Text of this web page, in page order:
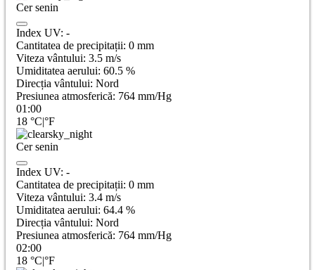
Cer senin
Index UV: -
Cantitatea de precipitații: 0 mm
Viteza vântului: 3.5 m/s
Umiditatea aerului: 60.5 %
Direcția vântului: Nord
Presiunea atmosferică: 764 mm/Hg
01:00
18 °C|°F
Cer senin
Index UV: -
Cantitatea de precipitații: 0 mm
Viteza vântului: 3.4 m/s
Umiditatea aerului: 64.4 %
Direcția vântului: Nord
Presiunea atmosferică: 764 mm/Hg
02:00
18 °C|°F